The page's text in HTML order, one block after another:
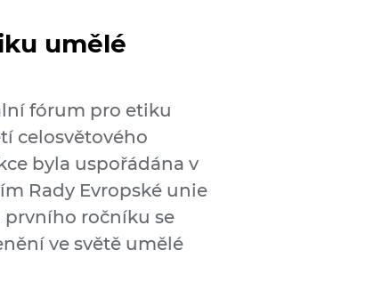
umělé
fórum pro etiku
celosvětového
byla uspořádána v
Rady Evropské unie
prvního ročníku se
ve světě umělé